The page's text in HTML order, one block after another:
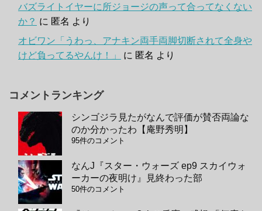
バズライトイヤーに所ジョージの声って合ってなくない
か？ に 匿名 より
オビワン「うわっ、アナキン両手両脚切断されて全身や
けど負ってるやんけ！」
に 匿名 より
コメントランキング
シンゴジラ見たがなんで評価が賛否両論な
のか分かったわ【庵野秀明】
95件のコメント
なんJ『スター・ウォーズ ep9 スカイウォ
ーカーの夜明け』見終わった部
50件のコメント